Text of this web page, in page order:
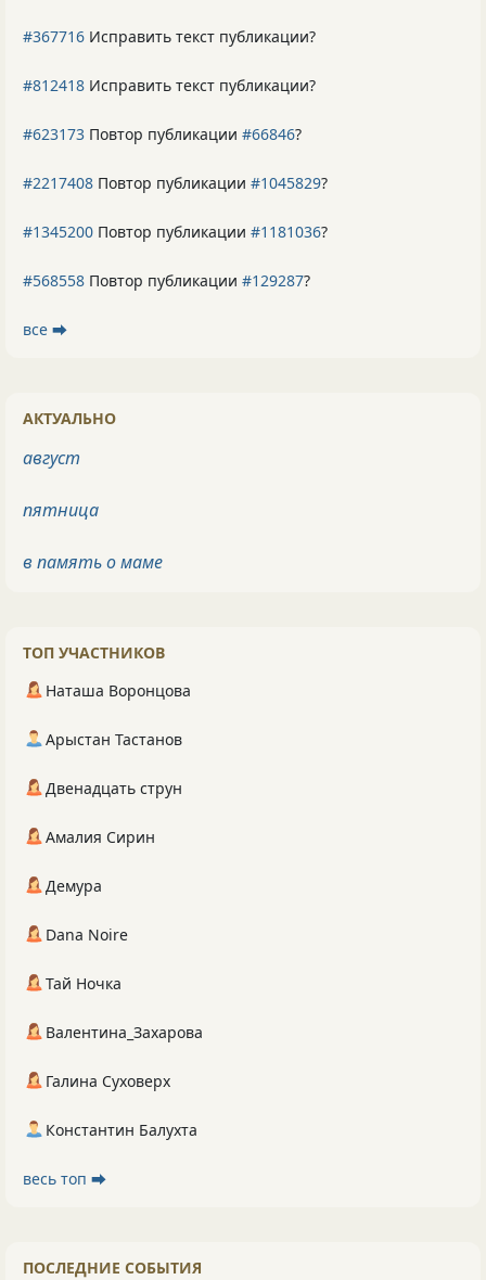
#367716 Исправить текст публикации?
#812418 Исправить текст публикации?
#623173 Повтор публикации #66846?
#2217408 Повтор публикации #1045829?
#1345200 Повтор публикации #1181036?
#568558 Повтор публикации #129287?
все ⮕
АКТУАЛЬНО
август
пятница
в память о маме
ТОП УЧАСТНИКОВ
Наташа Воронцова
Арыстан Тастанов
Двенадцать струн
Амалия Сирин
Демура
Dana Noire
Тай Ночка
Валентина_Захарова
Галина Суховерх
Константин Балухта
весь топ ⮕
ПОСЛЕДНИЕ СОБЫТИЯ